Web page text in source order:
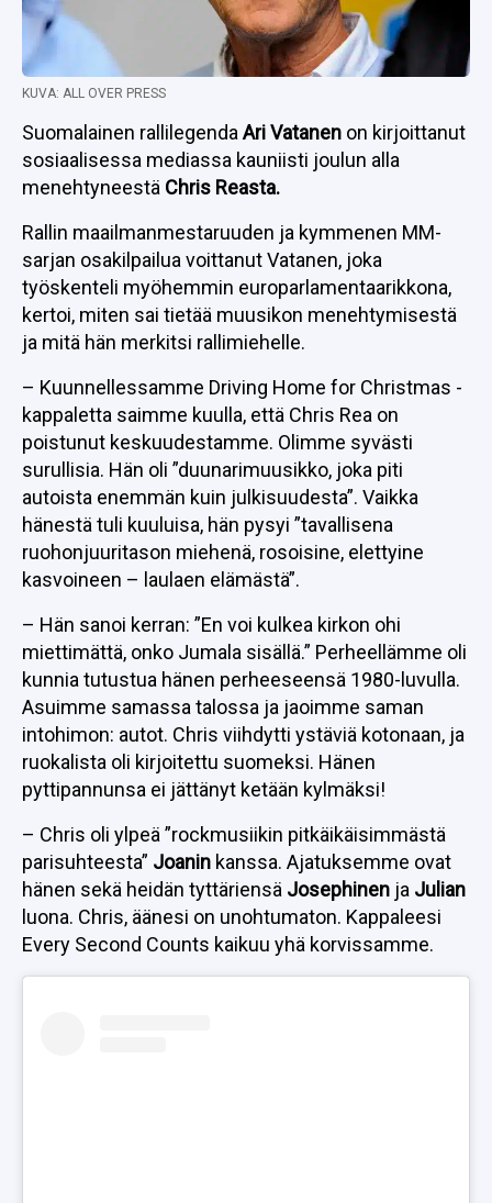
KUVA: ALL OVER PRESS
Suomalainen rallilegenda Ari Vatanen on kirjoittanut
sosiaalisessa mediassa kauniisti joulun alla
menehtyneestä Chris Reasta.
Rallin maailmanmestaruuden ja kymmenen MM-
sarjan osakilpailua voittanut Vatanen, joka
työskenteli myöhemmin europarlamentaarikkona,
kertoi, miten sai tietää muusikon menehtymisestä
ja mitä hän merkitsi rallimiehelle.
– Kuunnellessamme Driving Home for Christmas -
kappaletta saimme kuulla, että Chris Rea on
poistunut keskuudestamme. Olimme syvästi
surullisia. Hän oli ”duunarimuusikko, joka piti
autoista enemmän kuin julkisuudesta”. Vaikka
hänestä tuli kuuluisa, hän pysyi ”tavallisena
ruohonjuuritason miehenä, rosoisine, elettyine
kasvoineen – laulaen elämästä”.
– Hän sanoi kerran: ”En voi kulkea kirkon ohi
miettimättä, onko Jumala sisällä.” Perheellämme oli
kunnia tutustua hänen perheeseensä 1980-luvulla.
Asuimme samassa talossa ja jaoimme saman
intohimon: autot. Chris viihdytti ystäviä kotonaan, ja
ruokalista oli kirjoitettu suomeksi. Hänen
pyttipannunsa ei jättänyt ketään kylmäksi!
– Chris oli ylpeä ”rockmusiikin pitkäikäisimmästä
parisuhteesta” Joanin kanssa. Ajatuksemme ovat
hänen sekä heidän tyttäriensä Josephinen ja Julian
luona. Chris, äänesi on unohtumaton. Kappaleesi
Every Second Counts kaikuu yhä korvissamme.